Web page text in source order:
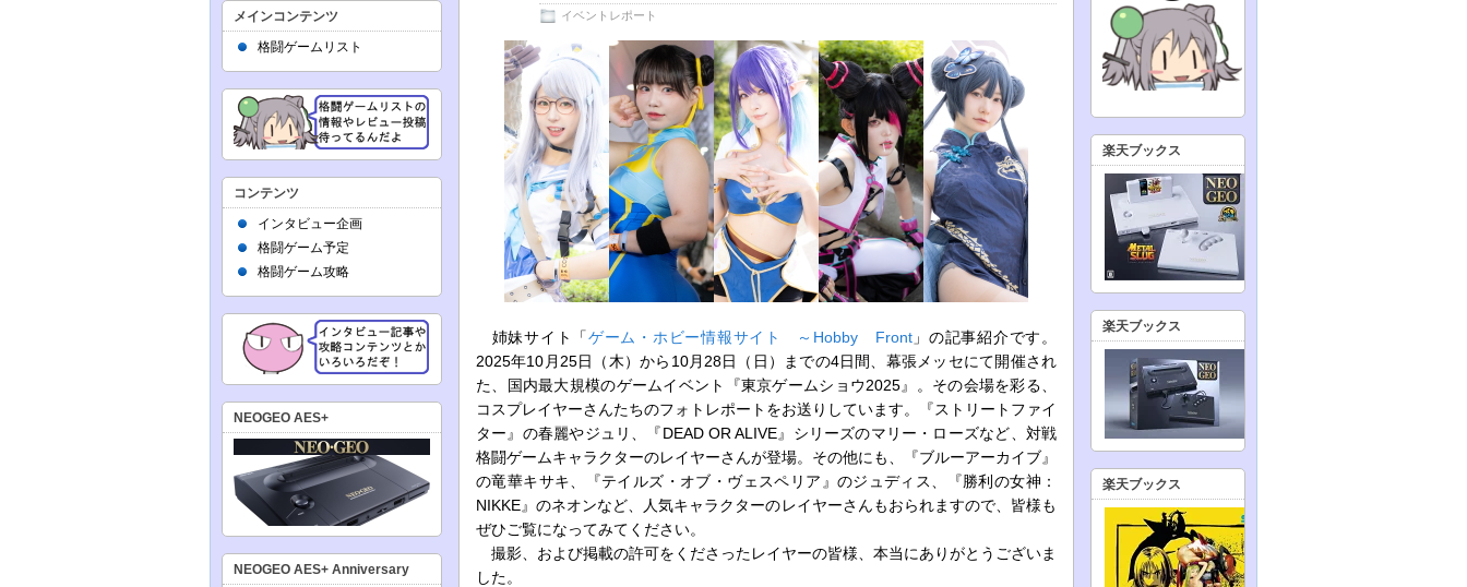
イベントレポート
姉妹サイト「ゲーム・ホビー情報サイト ～Hobby Front」の記事紹介です。
2025年10月25日（木）から10月28日（日）までの4日間、幕張メッセにて開催され
た、国内最大規模のゲームイベント『東京ゲームショウ2025』。その会場を彩る、
コスプレイヤーさんたちのフォトレポートをお送りしています。『ストリートファイ
ター』の春麗やジュリ、『DEAD OR ALIVE』シリーズのマリー・ローズなど、対戦
格闘ゲームキャラクターのレイヤーさんが登場。その他にも、『ブルーアーカイブ』
の竜華キサキ、『テイルズ・オブ・ヴェスペリア』のジュディス、『勝利の女神：
NIKKE』のネオンなど、人気キャラクターのレイヤーさんもおられますので、皆様も
ぜひご覧になってみてください。
撮影、および掲載の許可をくださったレイヤーの皆様、本当にありがとうございま
した。
メインコンテンツ
格闘ゲームリスト
コンテンツ
インタビュー企画
格闘ゲーム予定
格闘ゲーム攻略
NEOGEO AES+
NEOGEO AES+ Anniversary
楽天ブックス
楽天ブックス
楽天ブックス